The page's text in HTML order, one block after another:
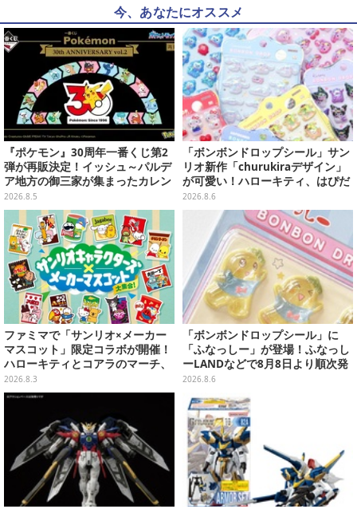
今、あなたにオススメ
『ポケモン』30周年一番くじ第2
弾が再販決定！イッシュ～パルデ
ア地方の御三家が集まったカレン
ダー、ぬいぐるみなど記念グッズ
盛りだくさん
2026.8.5
「ボンボンドロップシール」サン
リオ新作「churukiraデザイン」
が可愛い！ハローキティ、はぴだ
んぶいなど全8種類が順次展開
2026.8.6
ファミマで「サンリオ×メーカー
マスコット」限定コラボが開催！
ハローキティとコアラのマーチ、
ハンギョドンと出前坊やなど全26
キャラが夢の共演
2026.8.3
「ボンボンドロップシール」に
「ふなっしー」が登場！ふなっし
ーLANDなどで8月8日より順次発
売
2026.8.6